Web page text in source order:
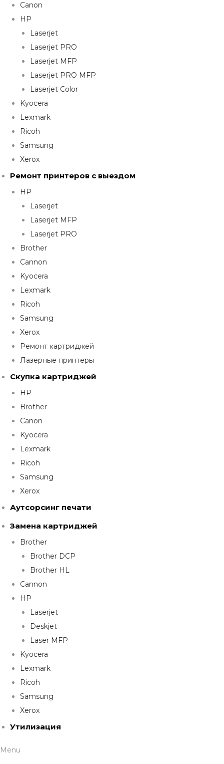
Canon
HP
Laserjet
Laserjet PRO
Laserjet MFP
Laserjet PRO MFP
Laserjet Color
Kyocera
Lexmark
Ricoh
Samsung
Xerox
Ремонт принтеров с выездом
HP
Laserjet
Laserjet MFP
Laserjet PRO
Brother
Cannon
Kyocera
Lexmark
Ricoh
Samsung
Xerox
Ремонт картриджей
Лазерные принтеры
Скупка картриджей
HP
Brother
Canon
Kyocera
Lexmark
Ricoh
Samsung
Xerox
Аутсорсинг печати
Замена картриджей
Brother
Brother DCP
Brother HL
Cannon
HP
Laserjet
Deskjet
Laser MFP
Kyocera
Lexmark
Ricoh
Samsung
Xerox
Утилизация
Menu